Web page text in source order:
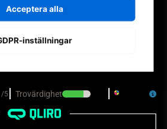
MITT KONTO
Skapa konto
Acceptera alla
inställningar